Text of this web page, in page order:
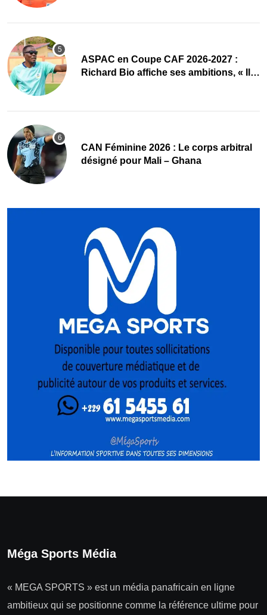
ASPAC en Coupe CAF 2026-2027 :
Richard Bio affiche ses ambitions, « Il
‎CAN Féminine 2026 : Le corps arbitral
désigné pour Mali – Ghana
Méga Sports Média
« MEGA SPORTS » est un média panafricain en ligne
ambitieux qui se positionne comme la référence ultime pour